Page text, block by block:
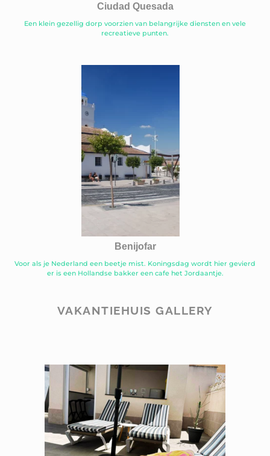
Ciudad Quesada
Een klein gezellig dorp voorzien van belangrijke diensten en vele
recreatieve punten.
Benijofar
Voor als je Nederland een beetje mist. Koningsdag wordt hier gevierd
er is een Hollandse bakker een cafe het Jordaantje.
VAKANTIEHUIS GALLERY